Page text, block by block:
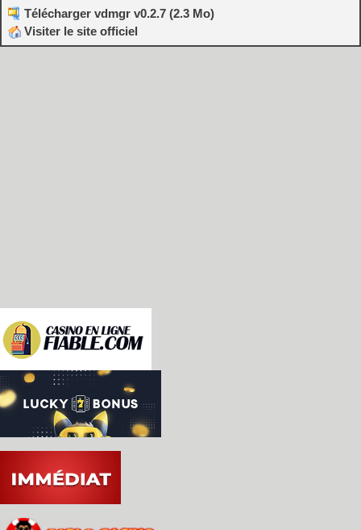
Télécharger vdmgr v0.2.7 (2.3 Mo)
Visiter le site officiel